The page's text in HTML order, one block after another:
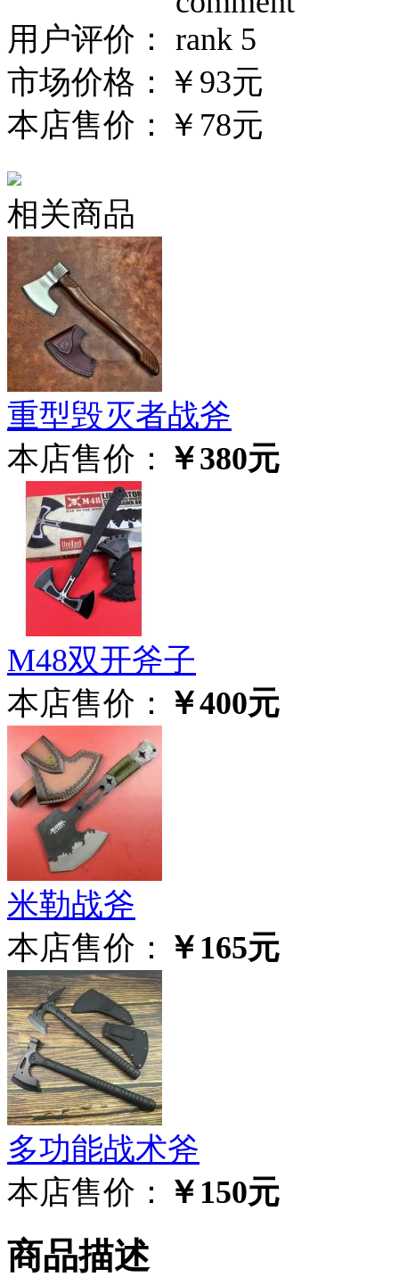
用户评价：
市场价格： ￥93元
本店售价： ￥78元
相关商品
重型毁灭者战斧
本店售价： ￥380元
M48双开斧子
本店售价： ￥400元
米勒战斧
本店售价： ￥165元
多功能战术斧
本店售价： ￥150元
商品描述